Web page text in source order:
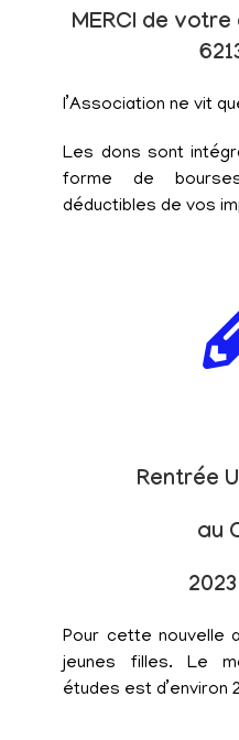
MERCI de votre
l’Association ne vit
Les dons sont
forme de
déductibles de vos
Rentrée
au
Pour cette nouvelle
jeunes filles. Le
études est d’environ